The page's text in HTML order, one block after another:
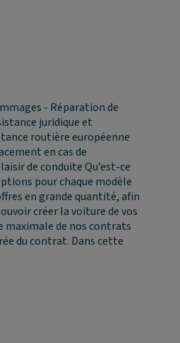
- Réparation de
juridique et
routière européenne
en cas de
de conduiteQu’est-ce
pour chaque modèle
en grande quantité, afin
créer la voiture de vos
maximale de nos contrats
du contrat. Dans cette